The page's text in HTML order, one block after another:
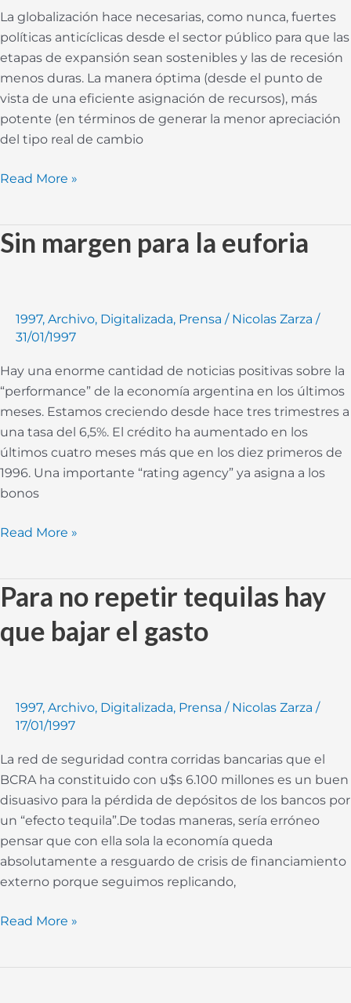
La globalización hace necesarias, como nunca, fuertes
políticas anticíclicas desde el sector público para que las
etapas de expansión sean sostenibles y las de recesión
menos duras. La manera óptima (desde el punto de
vista de una eficiente asignación de recursos), más
potente (en términos de generar la menor apreciación
del tipo real de cambio
fiscal
Read More »
Sin margen para la euforia
1997, Archivo, Digitalizada, Prensa / Nicolas Zarza /
31/01/1997
Hay una enorme cantidad de noticias positivas sobre la
“performance” de la economía argentina en los últimos
meses. Estamos creciendo desde hace tres trimestres a
una tasa del 6,5%. El crédito ha aumentado en los
últimos cuatro meses más que en los diez primeros de
1996. Una importante “rating agency” ya asigna a los
bonos
Sin
margen
euforia
Read More »
Para no repetir tequilas hay
que bajar el gasto
1997, Archivo, Digitalizada, Prensa / Nicolas Zarza /
17/01/1997
La red de seguridad contra corridas bancarias que el
BCRA ha constituido con u$s 6.100 millones es un buen
disuasivo para la pérdida de depósitos de los bancos por
un “efecto tequila”.De todas maneras, sería erróneo
pensar que con ella sola la economía queda
absolutamente a resguardo de crisis de financiamiento
externo porque seguimos replicando,
Para
no
repetir
tequilas
bajar
gasto
Read More »